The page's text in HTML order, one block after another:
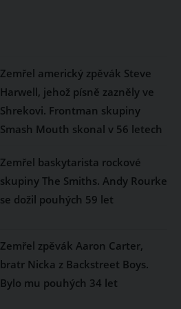
Zemřel americký zpěvák Steve
Harwell, jehož písně zazněly ve
Shrekovi. Frontman skupiny
Smash Mouth skonal v 56 letech
Zemřel baskytarista rockové
skupiny The Smiths. Andy Rourke
se dožil pouhých 59 let
Zemřel zpěvák Aaron Carter,
bratr Nicka z Backstreet Boys.
Bylo mu pouhých 34 let